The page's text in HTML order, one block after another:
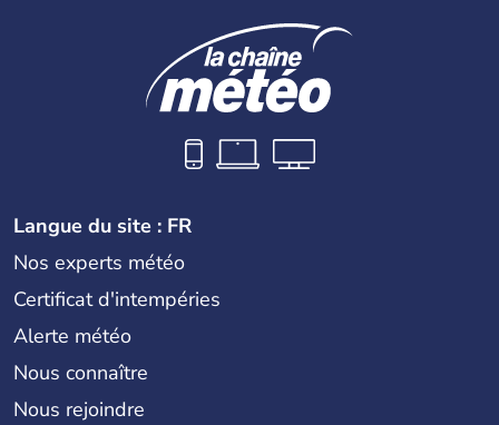
Langue du site : FR
Nos experts météo
Certificat d'intempéries
Alerte météo
Nous connaître
Nous rejoindre